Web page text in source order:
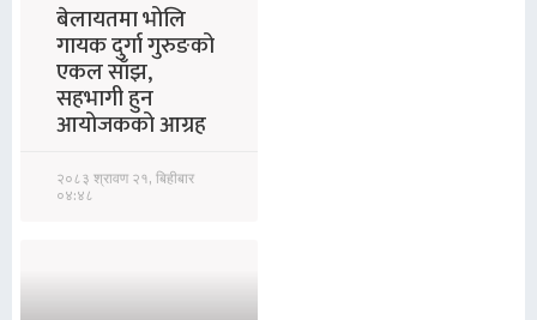
बेलायतमा भोलि
गायक दुर्गा गुरुङको
एकल साँझ,
सहभागी हुन
आयोजकको आग्रह
२०८३ श्रावण २१, बिहीबार
०४:४८